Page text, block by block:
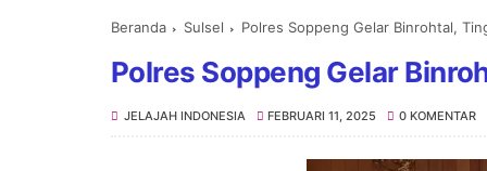
Beranda Sulsel Polres Soppeng Gelar Binrohtal,
Polres Soppeng Gelar
JELAJAH INDONESIA FEBRUARI 11, 2025 0 KOMENTAR